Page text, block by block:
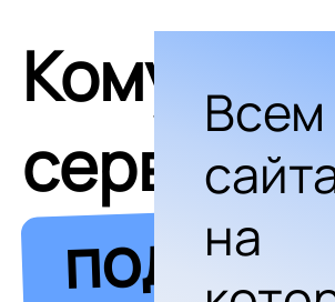
Кому
сервис
подходит
Всем
на